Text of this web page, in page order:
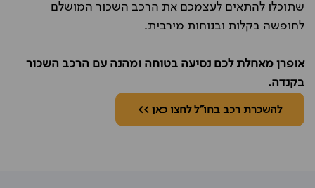
שתוכלו להתאים לעצמכם את הרכב השכור המושלם
לחופשה בקלות ובנוחות מירבית.
אופרן מאחלת לכם נסיעה בטוחה ומהנה עם הרכב השכור
בקנדה.
להשכרת רכב בחו"ל לחצו כאן >>